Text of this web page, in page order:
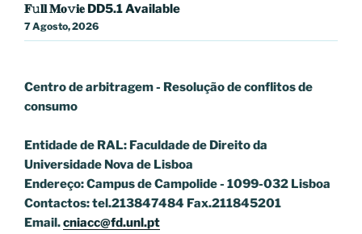
𝐅𝚞𝐥𝐥 𝐌𝐨𝚟𝐢𝐞 DD5.1 Available
7 Agosto, 2026
Centro de arbitragem - Resolução de conflitosde
consumo
Entidade de RAL: Faculdade de Direito da
Universidade Nova de Lisboa
Endereço: Campus de Campolide - 1099-032 Lisboa
Contactos: tel.213847484 Fax.211845201
Email.cniacc@fd.unl.pt